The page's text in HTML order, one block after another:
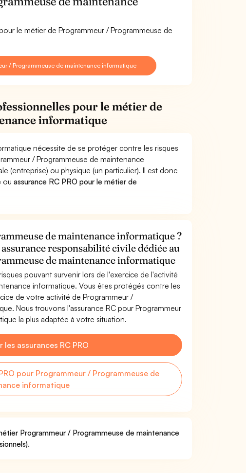
le métier de Programmeur / Programmeuse de
/ Programmeuse de maintenance informatique
pour le métier de
informatique
nécessite de se protéger contre les risques
/ Programmeuse de maintenance
(entreprise) ou physique (un particulier). Il est donc
ouassurance RC PRO pour le métier de
de maintenance informatique ?
responsabilité civile dédiée au
de maintenance informatique
pouvant survenir lors de l'exercice de l'activité
informatique. Vous êtes protégés contre les
de votre activité de Programmeur /
Nous trouvons l'assurance RC pour Programmeur
la plus adaptée à votre situation.
les assurances RC PRO
pour Programmeur / Programmeuse de
informatique
Programmeur / Programmeuse de maintenance